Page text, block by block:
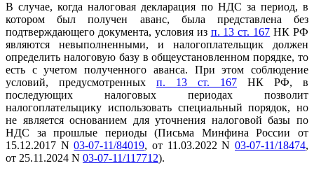
В случае, когда налоговая декларация по НДС за период, в
котором был получен аванс, была представлена без
подтверждающего документа, условия из п. 13 ст. 167 НК РФ
являются невыполненными, и налогоплательщик должен
определить налоговую базу в общеустановленном порядке, то
есть с учетом полученного аванса. При этом соблюдение
условий, предусмотренных п. 13 ст. 167 НК РФ, в
последующих налоговых периодах позволит
налогоплательщику использовать специальный порядок, но
не является основанием для уточнения налоговой базы по
НДС за прошлые периоды (Письма Минфина России от
15.12.2017 N03-07-11/84019, от 11.03.2022 N03-07-11/18474,
от 25.11.2024 N 03-07-11/117712).